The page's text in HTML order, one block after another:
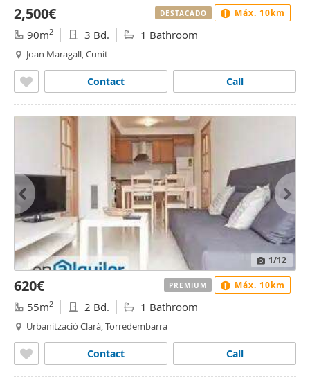
2,500€
90m2 3 Bd. 1 Bathroom
Joan Maragall, Cunit
Call
Contact
DESTACADO Máx. 10km
1/12
620€
55m2 2 Bd. 1 Bathroom
Urbanització Clarà, Torredembarra
Call
Contact
PREMIUM Máx. 10km